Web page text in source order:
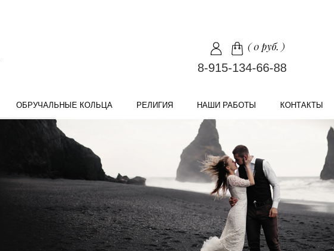
(0 руб. )
8-915-134-66-88
ОБРУЧАЛЬНЫЕ КОЛЬЦА РЕЛИГИЯ НАШИ РАБОТЫ КОНТАКТЫ